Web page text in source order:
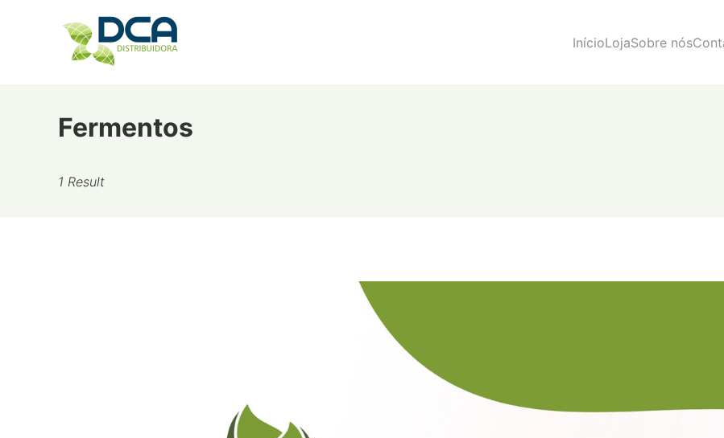
InícioLojaSobre nós
Fermentos
1 Result